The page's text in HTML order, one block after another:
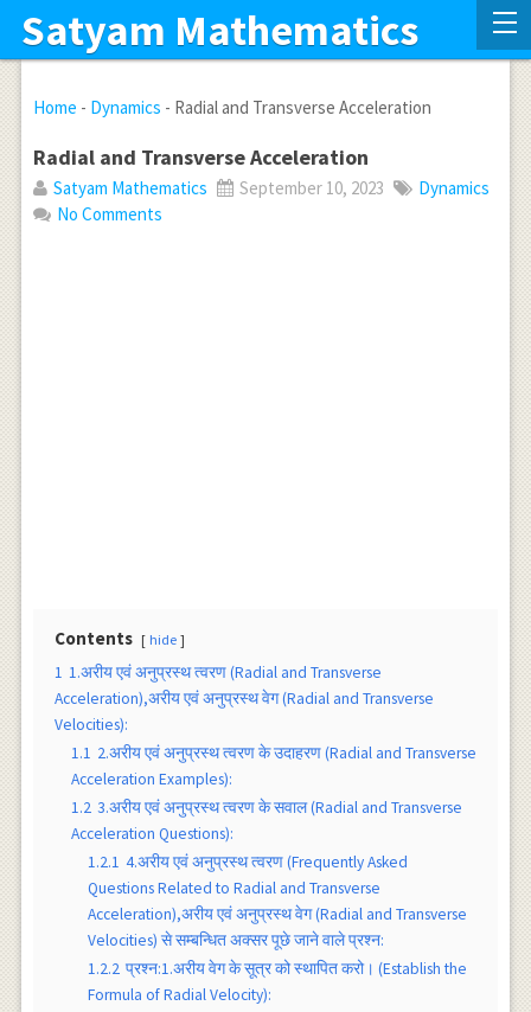
Satyam Mathematics
Home - Dynamics - Radial and Transverse Acceleration
Radial and Transverse Acceleration
Satyam Mathematics September 10, 2023
Dynamics
No Comments
Contents hide
1 1.अरीय एवं अनुप्रस्थ त्वरण (Radial and Transverse
Acceleration),अरीय एवं अनुप्रस्थ वेग (Radial and Transverse
Velocities):
1.1 2.अरीय एवं अनुप्रस्थ त्वरण के उदाहरण (Radial and Transverse
Acceleration Examples):
1.2 3.अरीय एवं अनुप्रस्थ त्वरण के सवाल (Radial and Transverse
Acceleration Questions):
1.2.1 4.अरीय एवं अनुप्रस्थ त्वरण (Frequently Asked
Questions Related to Radial and Transverse
Acceleration),अरीय एवं अनुप्रस्थ वेग (Radial and Transverse
Velocities) से सम्बन्धित अक्सर पूछे जाने वाले प्रश्न:
1.2.2 प्रश्न:1.अरीय वेग के सूत्र को स्थापित करो। (Establish the
Formula of Radial Velocity):